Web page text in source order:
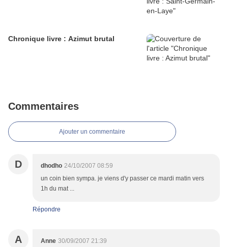
Chronique livre : Azimut brutal
Commentaires
Ajouter un commentaire
D dhodho 24/10/2007 08:59
un coin bien sympa. je viens d'y passer ce mardi matin vers
1h du mat ...
Répondre
A Anne 30/09/2007 21:39